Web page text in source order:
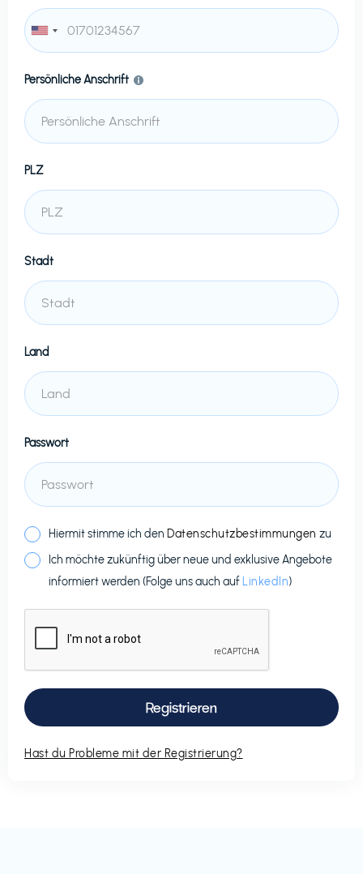
Persönliche Anschrift
PLZ
Stadt
Land
Passwort
Hiermit stimme ich den Datenschutzbestimmungen zu
Ich möchte zukünftig über neue und exklusive Angebote
informiert werden (Folge uns auch auf LinkedIn)
Hast du Probleme mit der Registrierung?